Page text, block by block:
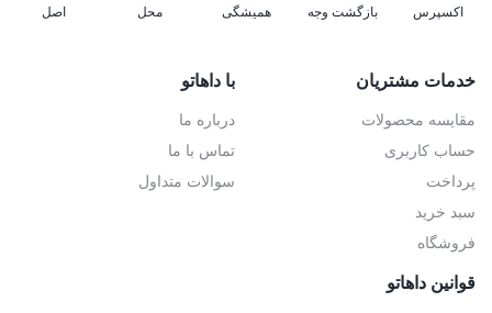
اکسپرس
بازگشت وجه
همیشگی
محل
اصل
خدمات مشتریان
مقایسه محصولات
حساب کاربری
پرداخت
سبد خرید
فروشگاه
با داهاتو
درباره ما
تماس با ما
سوالات متداول
قوانین داهاتو